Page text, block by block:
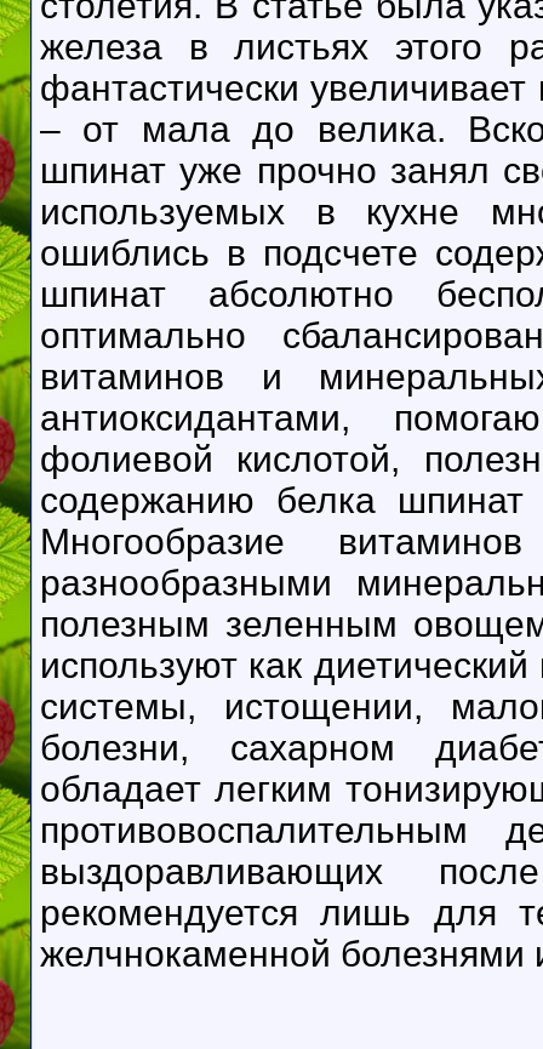
железа в листьях этого
фантастически
– от мала до велика.
шпинат уже прочно занял
используемых в кухне
ошиблись в подсчете
шпинат абсолютно
оптимально
витаминов и
антиоксидантами,
фолиевой кислотой,
содержанию белка шпинат
Многообразие
разнообразными
полезным зеленным
используют как
системы, истощении,
болезни, сахарном
обладает легким
противовоспалительным
выздоравливающих
рекомендуется лишь для
желчнокаменной болезнями